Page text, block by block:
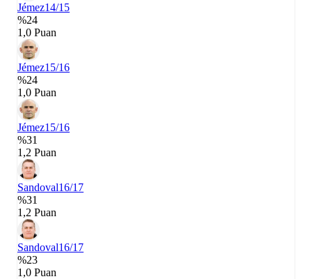
Jémez14/15
%24
1,0 Puan
Jémez15/16
%24
1,0 Puan
Jémez15/16
%31
1,2 Puan
Sandoval16/17
%31
1,2 Puan
Sandoval16/17
%23
1,0 Puan